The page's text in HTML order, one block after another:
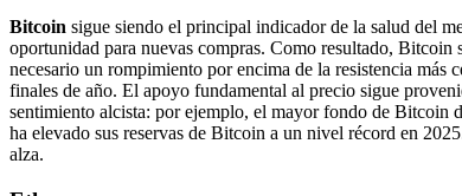
Bitcoin sigue siendo el principal indicador de la salud del
oportunidad para nuevas compras. Como resultado, Bitcoin
necesario un rompimiento por encima de la resistencia más
finales de año. El apoyo fundamental al precio sigue
sentimiento alcista: por ejemplo, el mayor fondo de
ha elevado sus reservas de Bitcoin a un nivel récord en
alza.